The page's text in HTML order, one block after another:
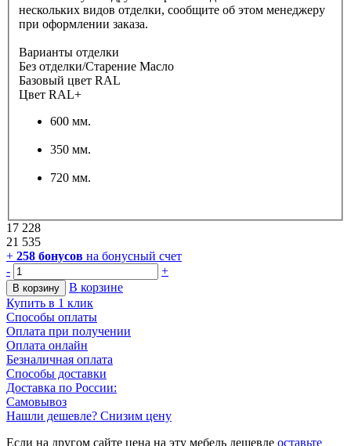
нескольких видов отделки, сообщите об этом менеджеру
при оформлении заказа.
Варианты отделки
Без отделки/Старение Масло
Базовый цвет RAL
Цвет RAL+
600 мм.
350 мм.
720 мм.
17 228
21 535
+ 258 бонусов на бонусный счет
-
+
В корзину
В корзине
Купить в 1 клик
Способы оплаты
Оплата при получении
Оплата онлайн
Безналичная оплата
Способы доставки
Доставка по России:
Самовывоз
Нашли дешевле? Снизим цену
Если на другом сайте цена на эту мебель дешевле оставьте